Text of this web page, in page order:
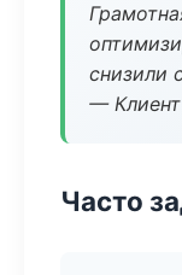
снизили
—
Часто